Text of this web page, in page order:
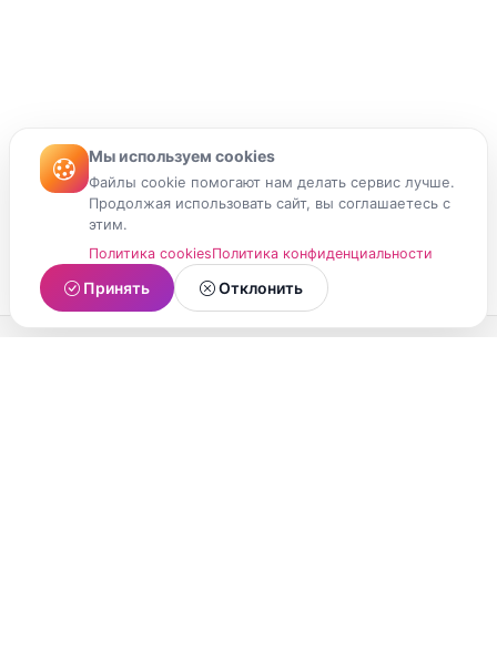
Мы используем cookies
Файлы cookie помогают нам делать сервис лучше.
Продолжая использовать сайт, вы соглашаетесь с
этим.
Политика cookiesПолитика конфиденциальности
Принять Отклонить